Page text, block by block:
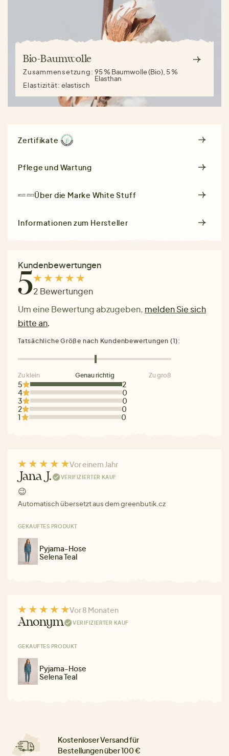
Bio-Baumwolle
Zusammensetzung:95 % Baumwolle (Bio), 5 %
Elasthan
Elastizität:elastisch
Zertifikate
Pflege und Wartung
Über die Marke White Stuff
Informationen zum Hersteller
Kundenbewertungen
52 Bewertungen
Um eine Bewertung abzugeben, melden Sie sich
bitte an.
5
2
4
0
3
0
2
0
1
0
Tatsächliche Größe nach Kundenbewertungen (1):
Zu klein Genau richtig Zu groß
Vor einem Jahr
Jana J. VERIFIZIERTER KAUF
😉
Automatisch übersetzt aus dem greenbutik.cz
GEKAUFTES PRODUKT
Pyjama-Hose
Selena Teal
Vor 8 Monaten
Anonym VERIFIZIERTER KAUF
GEKAUFTES PRODUKT
Pyjama-Hose
Selena Teal
Kostenloser Versand für
Bestellungen über 100 €